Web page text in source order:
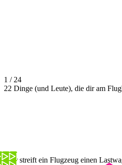
1 / 24
22 Dinge (und Leute), die dir am
Hier streift ein Flugzeug einen